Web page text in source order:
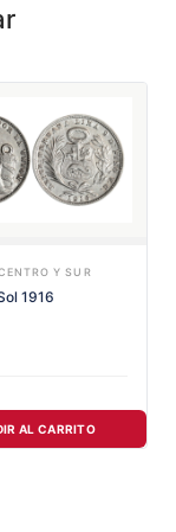
Y SUR
1916
AL CARRITO